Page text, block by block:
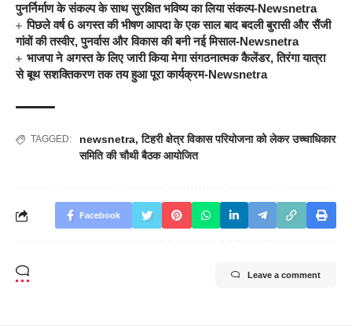
पुनर्निर्माण के संकल्प के साथ सुरक्षित भविष्य का लिया संकल्प-Newsnetra
पिछले वर्ष 6 अगस्त की भीषण आपदा के एक साल बाद बदली बुरासी और सैंजी
गांवों की तस्वीर, पुनर्वास और विकास की बनी नई मिसाल-Newsnetra
भाजपा ने अगस्त के लिए जारी किया मेगा संगठनात्मक कैलेंडर, तिरंगा यात्रा
से बूथ सशक्तिकरण तक तय हुआ पूरा कार्यक्रम-Newsnetra
TAGGED: newsnetra,टिहरी क्षेत्र विकास परियोजना को लेकर उच्चाधिकार
समिति की चौथी बैठक आयोजित
Facebook
Leave a comment